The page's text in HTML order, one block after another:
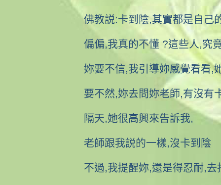
佛教説:卡到陰,其實都是自己
偏偏,我真的不懂 ?這些人,究
妳要不信,我引導妳感覺看看,
要不然,妳去問妳老師,有沒有
隔天,她很高興來告訴我,
老師跟我説的一樣,沒卡到陰
不過,我提醒妳,還是得忍耐,